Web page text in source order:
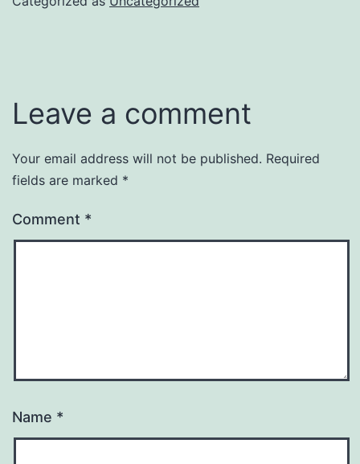
Leave a comment
Your email address will not be published. Required
fields are marked *
Comment *
Name *